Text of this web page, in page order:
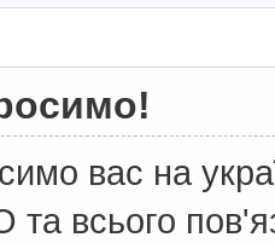
вас на
та всього